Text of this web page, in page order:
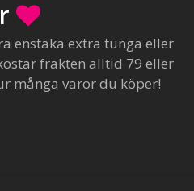
enstaka extra tunga eller
frakten alltid 79 eller
många varor du köper!